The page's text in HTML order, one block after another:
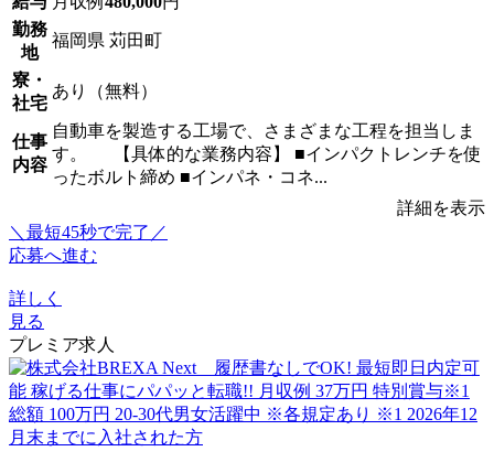
勤務
地
福岡県 苅田町
寮・
社宅
あり（無料）
仕事
内容
自動車を製造する工場で、さまざまな工程を担当しま
す。 【具体的な業務内容】 ■インパクトレンチを使
ったボルト締め ■インパネ・コネ...
詳細を表示
＼最短45秒で完了／
応募へ進む
詳しく
見る
プレミア求人